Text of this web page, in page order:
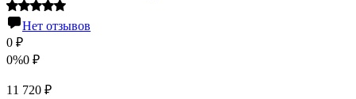
Нет отзывов
0 ₽
0%0 ₽
11 720 ₽